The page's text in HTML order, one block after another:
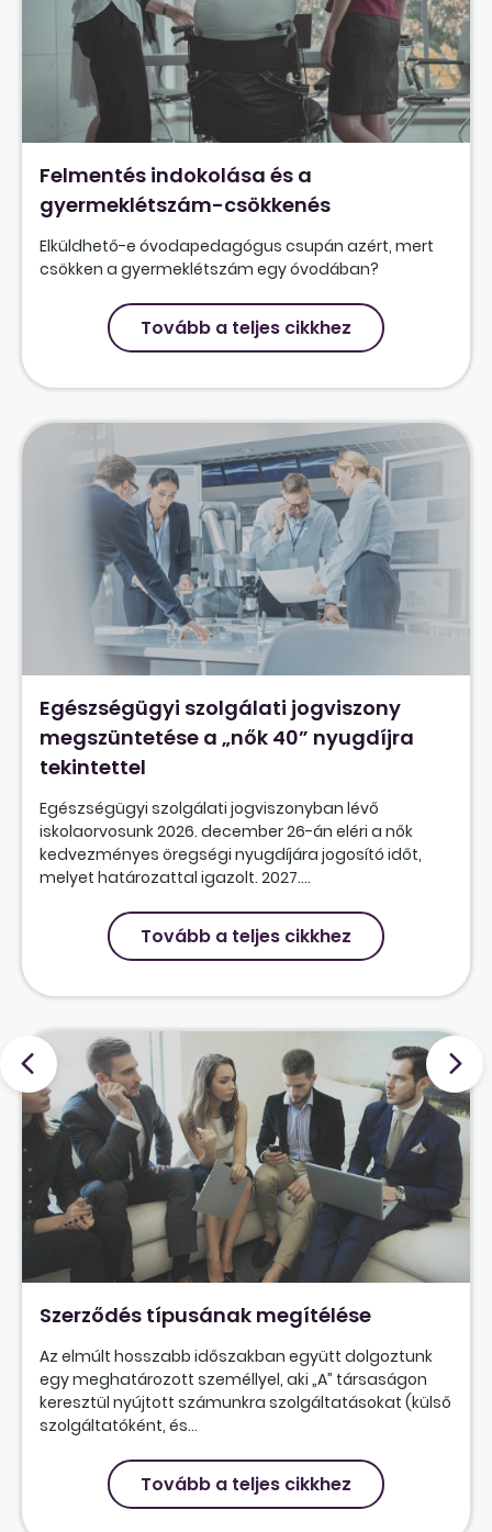
Felmentés indokolása és a
gyermeklétszám-csökkenés
Elküldhető-e óvodapedagógus csupán azért, mert
csökken a gyermeklétszám egy óvodában?
Tovább a teljes cikkhez
Egészségügyi szolgálati jogviszony
megszüntetése a „nők 40” nyugdíjra
tekintettel
Egészségügyi szolgálati jogviszonyban lévő
iskolaorvosunk 2026. december 26-án eléri a nők
kedvezményes öregségi nyugdíjára jogosító időt,
melyet határozattal igazolt. 2027....
Tovább a teljes cikkhez
Szerződés típusának megítélése
Az elmúlt hosszabb időszakban együtt dolgoztunk
egy meghatározott személlyel, aki „A” társaságon
keresztül nyújtott számunkra szolgáltatásokat (külső
szolgáltatóként, és...
Tovább a teljes cikkhez